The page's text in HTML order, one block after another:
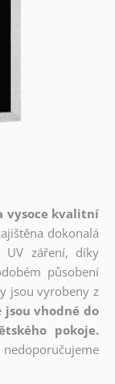
vysoce kvalitní
dokonalá
UV záření, díky
působení
jsou vyrobeny z
jsou vhodné do
pokoje.